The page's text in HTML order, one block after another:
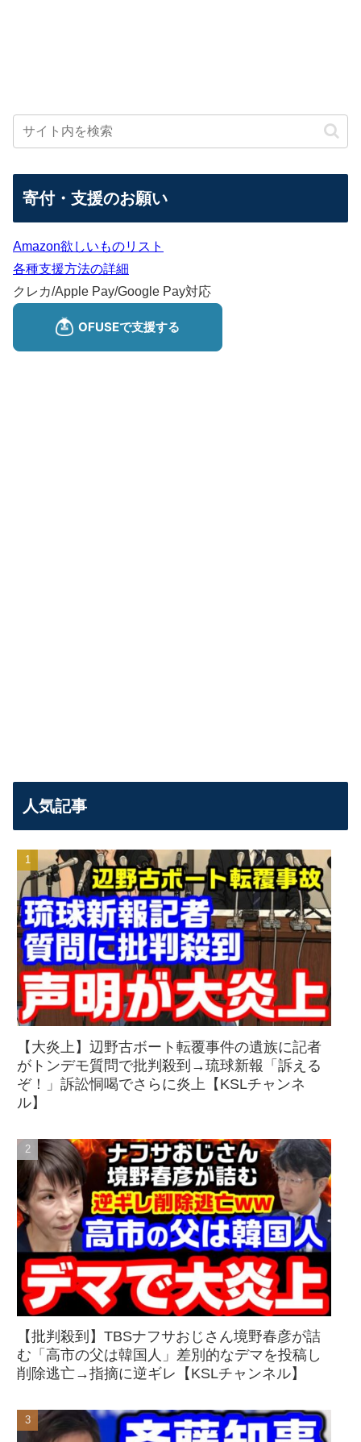
寄付・支援のお願い
Amazon欲しいものリスト
各種支援方法の詳細
クレカ/Apple Pay/Google Pay対応
人気記事
【大炎上】辺野古ボート転覆事件の遺族に記者
がトンデモ質問で批判殺到→琉球新報「訴える
ぞ！」訴訟恫喝でさらに炎上【KSLチャンネ
ル】
【批判殺到】TBSナフサおじさん境野春彦が詰
む「高市の父は韓国人」差別的なデマを投稿し
削除逃亡→指摘に逆ギレ【KSLチャンネル】